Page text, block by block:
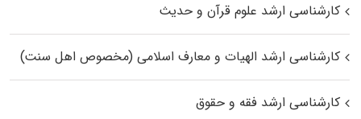
کارشناسی ارشد علوم قرآن و حدیث
کارشناسی ارشد الهیات و معارف اسلامی (مخصوص اهل سنت)
کارشناسی ارشد فقه و حقوق